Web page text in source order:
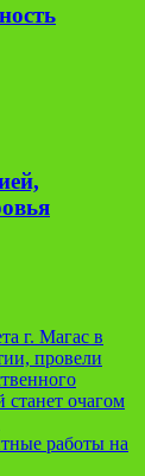
г. Магас в
провели
очагом
работы на